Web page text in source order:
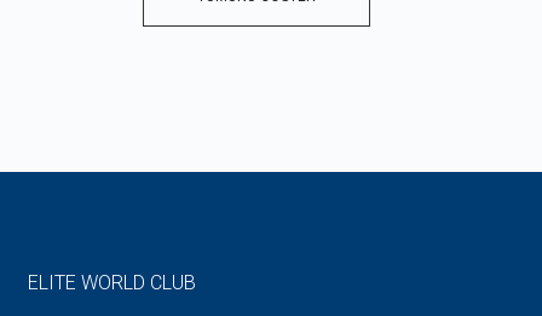
ELITE WORLD CLUB